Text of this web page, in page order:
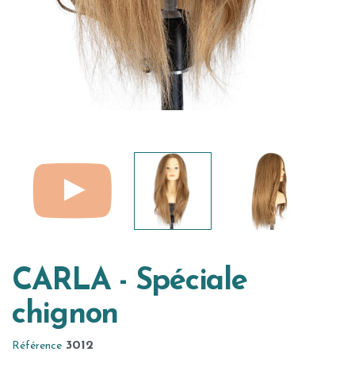
CARLA - Spéciale
chignon
Référence 3012